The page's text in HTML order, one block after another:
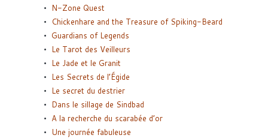
N-Zone Quest
Chickenhare and the Treasure of Spiking-Beard
Guardians of Legends
Le Tarot des Veilleurs
Le Jade et le Granit
Les Secrets de l’Égide
Le secret du destrier
Dans le sillage de Sindbad
A la recherche du scarabée d’or
Une journée fabuleuse